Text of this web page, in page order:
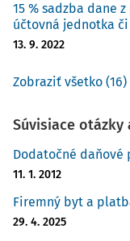
15 % sadzba dane
účtovná jednotka
13. 9. 2022
Zobraziť všetko (16)
Súvisiace otázky
Dodatočné daňové
11. 1. 2012
Firemný byt a
29. 4. 2025